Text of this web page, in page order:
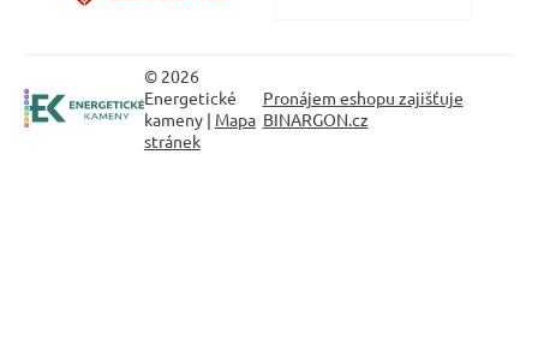
© 2026
Energetické
kameny | Mapa
stránek
Pronájem eshopu zajišťuje
BINARGON.cz